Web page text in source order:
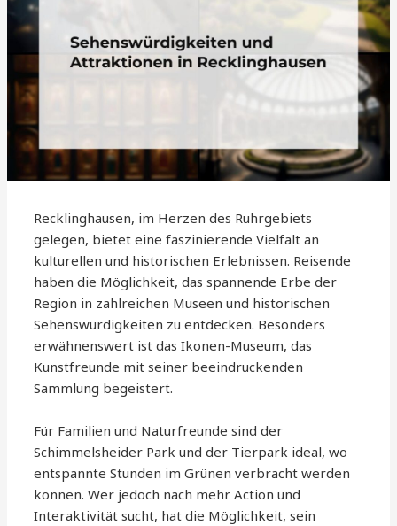
Recklinghausen, im Herzen des Ruhrgebiets
gelegen, bietet eine faszinierende Vielfalt an
kulturellen und historischen Erlebnissen. Reisende
haben die Möglichkeit, das spannende Erbe der
Region in zahlreichen Museen und historischen
Sehenswürdigkeiten zu entdecken. Besonders
erwähnenswert ist das Ikonen-Museum, das
Kunstfreunde mit seiner beeindruckenden
Sammlung begeistert.
Für Familien und Naturfreunde sind der
Schimmelsheider Park und der Tierpark ideal, wo
entspannte Stunden im Grünen verbracht werden
können. Wer jedoch nach mehr Action und
Interaktivität sucht, hat die Möglichkeit, sein